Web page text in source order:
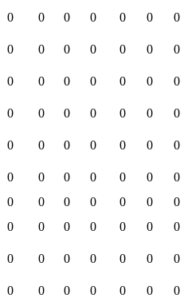
0 0 0 0 0 0 0
0 0 0 0 0 0 0
0 0 0 0 0 0 0
0 0 0 0 0 0 0
0 0 0 0 0 0 0
0 0 0 0 0 0
0
0 0 0 0 0 0
0
0 0 0 0 0 0 0
0 0 0 0 0 0 0
0 0 0 0 0 0
0